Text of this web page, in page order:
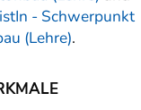
- Schwerpunkt
(Lehre).